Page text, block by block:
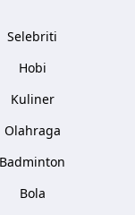
Selebriti
Hobi
Kuliner
Olahraga
Badminton
Bola